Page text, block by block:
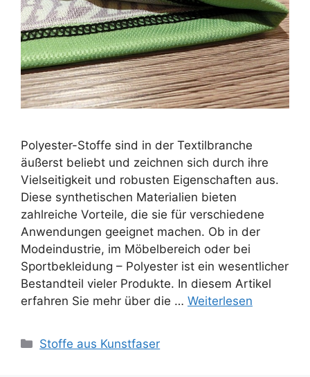
Polyester-Stoffe sind in der Textilbranche
äußerst beliebt und zeichnen sich durch ihre
Vielseitigkeit und robusten Eigenschaften aus.
Diese synthetischen Materialien bieten
zahlreiche Vorteile, die sie für verschiedene
Anwendungen geeignet machen. Ob in der
Modeindustrie, im Möbelbereich oder bei
Sportbekleidung – Polyester ist ein wesentlicher
Bestandteil vieler Produkte. In diesem Artikel
erfahren Sie mehr über die … Weiterlesen
Kategorien
Stoffe aus Kunstfaser